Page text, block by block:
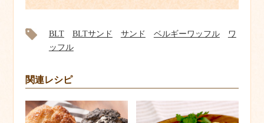
BLT BLTサンド サンド ベルギーワッフル
ワ
ッフル
関連レシピ